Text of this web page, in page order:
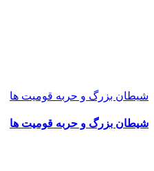
شیطان بزرگ و حربه قومیت ها
شیطان بزرگ و حربه قومیت ها